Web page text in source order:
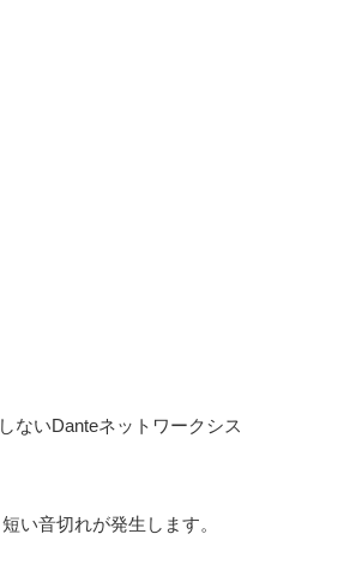
ないDanteネットワークシス
い音切れが発生します。